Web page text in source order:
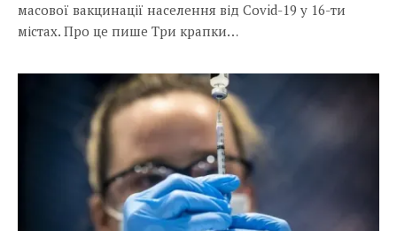
масової вакцинації населення від Covid-19 у 16-ти
містах. Про це пише Три крапки…